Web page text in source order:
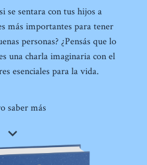
se sentara con tus hijos a
más importantes para tener
personas? ¿Pensás que lo
una charla imaginaria con el
esenciales para la vida.
saber más